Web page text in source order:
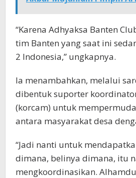
“Karena Adhyaksa Banten
tim Banten yang saat ini
2 Indonesia,” ungkapnya.
Ia menambahkan, melalui
dibentuk suporter
(korcam) untuk
antara masyarakat desa
“Jadi nanti untuk
dimana, belinya dimana, itu
mengkoordinasikan.